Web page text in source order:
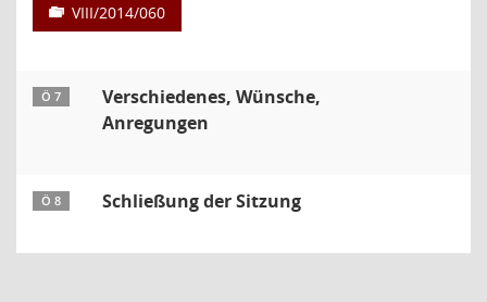
VIII/2014/060
Ö 7
Verschiedenes, Wünsche,
Anregungen
Ö 8 Schließung der Sitzung